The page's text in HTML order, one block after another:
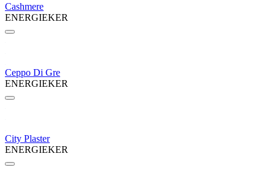
Cashmere
ENERGIEKER
Ceppo Di Gre
ENERGIEKER
City Plaster
ENERGIEKER